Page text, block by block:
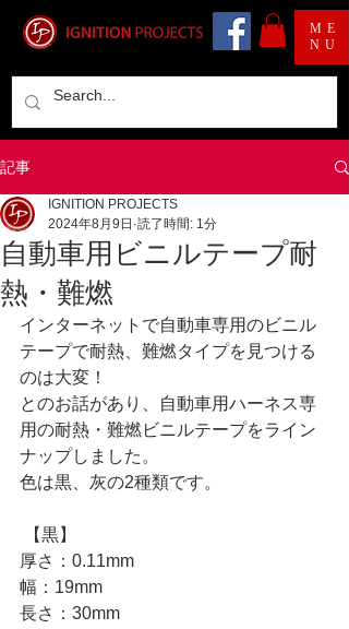
ME
NU
記事
自動車用ビニルテープ耐
熱・難燃
IGNITION PROJECTS
2024年8月9日 読了時間: 1分
インターネットで自動車専用のビニル
テープで耐熱、難燃タイプを見つける
のは大変！
とのお話があり、自動車用ハーネス専
用の耐熱・難燃ビニルテープをライン
ナップしました。
色は黒、灰の2種類です。
【黒】
厚さ：0.11mm
幅：19mm
長さ：30mm